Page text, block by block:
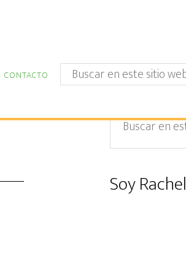
CONTACTO Buscar
en
web Barra
lateral
Buscar
este
web
Soy Rachel